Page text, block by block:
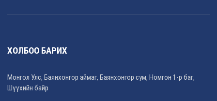
ХОЛБОО БАРИХ
Монгол Улс, Баянхонгор аймаг, Баянхонгор сум, Номгон 1-р баг,
Шүүхийн байр